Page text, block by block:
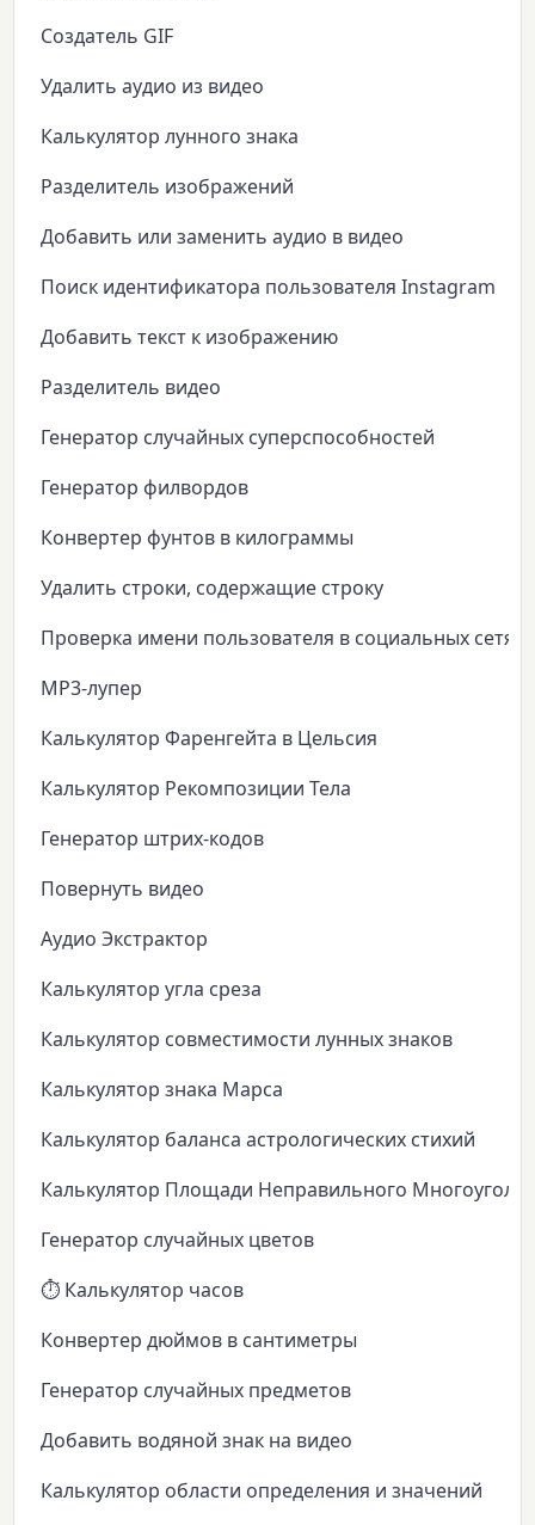
Создатель GIF
Удалить аудио из видео
Калькулятор лунного знака
Разделитель изображений
Добавить или заменить аудио в видео
Поиск идентификатора пользователя Instagram
Добавить текст к изображению
Разделитель видео
Генератор случайных суперспособностей
Генератор филвордов
Конвертер фунтов в килограммы
Удалить строки, содержащие строку
Проверка имени пользователя в социальных сетях
MP3-лупер
Калькулятор Фаренгейта в Цельсия
Калькулятор Рекомпозиции Тела
Генератор штрих-кодов
Повернуть видео
Аудио Экстрактор
Калькулятор угла среза
Калькулятор совместимости лунных знаков
Калькулятор знака Марса
Калькулятор баланса астрологических стихий
Калькулятор Площади Неправильного
Генератор случайных цветов
⏱️ Калькулятор часов
Конвертер дюймов в сантиметры
Генератор случайных предметов
Добавить водяной знак на видео
Калькулятор области определения и значений